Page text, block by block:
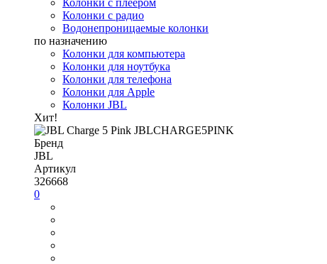
Колонки с плеером
Колонки с радио
Водонепроницаемые колонки
по назначению
Колонки для компьютера
Колонки для ноутбука
Колонки для телефона
Колонки для Apple
Колонки JBL
Хит!
Бренд
JBL
Артикул
326668
0